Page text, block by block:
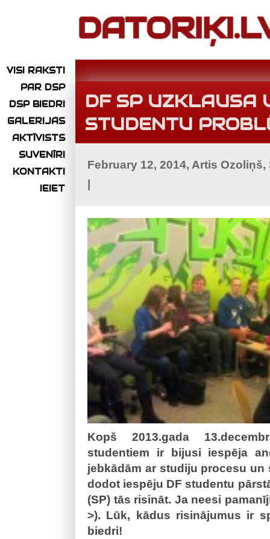
VISI RAKSTI
PAR DSP
DSP BIEDRI
GALERIJAS
AKTĪVISTS
SUVENĪRI
KONTAKTI
IEIET
DF SP UZKLAUSA
STUDENTU
February 12, 2014, Artis
Kopš 2013.gada
studentiem ir bijusi iespēja
jebkādām ar studiju procesu
dodot iespēju DF studentu
(SP) tās risināt. Ja neesi
>). Lūk, kādus risinājumus ir
biedri!